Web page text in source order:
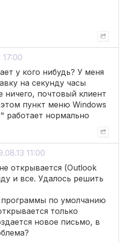
17:00
у кого нибудь? У меня
на секунду часы
ничего, почтовый клиент
пункт меню Windows
работает нормально
11:00
открывается (Outlook
и все. Удалось решить
по умолчанию
только
новое письмо, в